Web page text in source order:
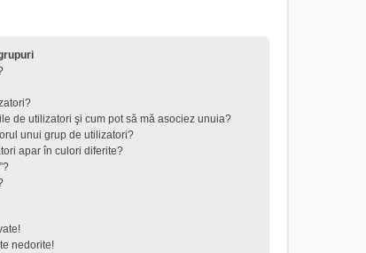
de utilizatori şi cum pot să mă asociez unuia?
unui grup de utilizatori?
apar în culori diferite?
nedorite!